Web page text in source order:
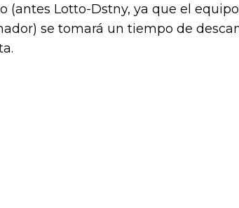
(antes Lotto-Dstny, ya que el
se tomará un tiempo de